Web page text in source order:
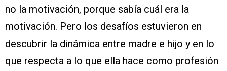
no la motivación, porque sabía cuál era la
motivación. Pero los desafíos estuvieron en
descubrir la dinámica entre madre e hijo y en lo
que respecta a lo que ella hace como profesión